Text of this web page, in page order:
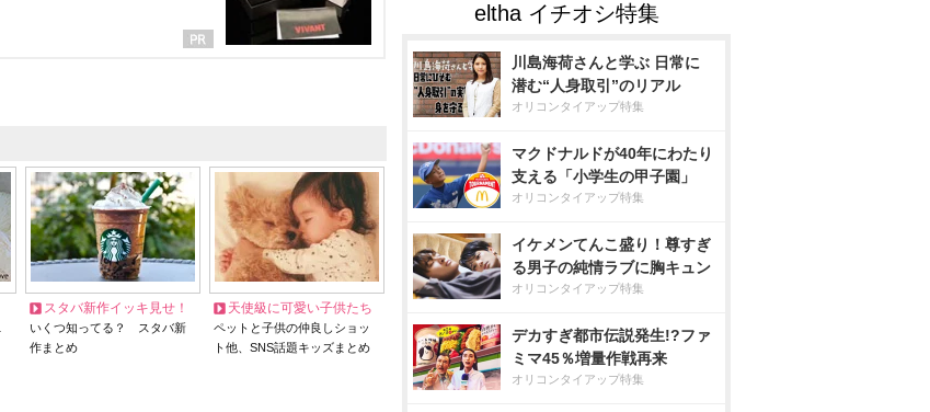
スタバ新作イッキ見せ！
いくつ知ってる？ スタバ新
作まとめ
天使級に可愛い子供たち
ペットと子供の仲良しショッ
ト他、SNS話題キッズまとめ
川島海荷さんと学ぶ 日常に
潜む“人身取引”のリアル
オリコンタイアップ特集
マクドナルドが40年にわたり
支える「小学生の甲子園」
オリコンタイアップ特集
イケメンてんこ盛り！尊すぎ
る男子の純情ラブに胸キュン
オリコンタイアップ特集
デカすぎ都市伝説発生!?ファ
ミマ45％増量作戦再来
オリコンタイアップ特集